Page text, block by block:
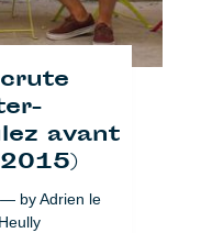
avant
byAdrien le